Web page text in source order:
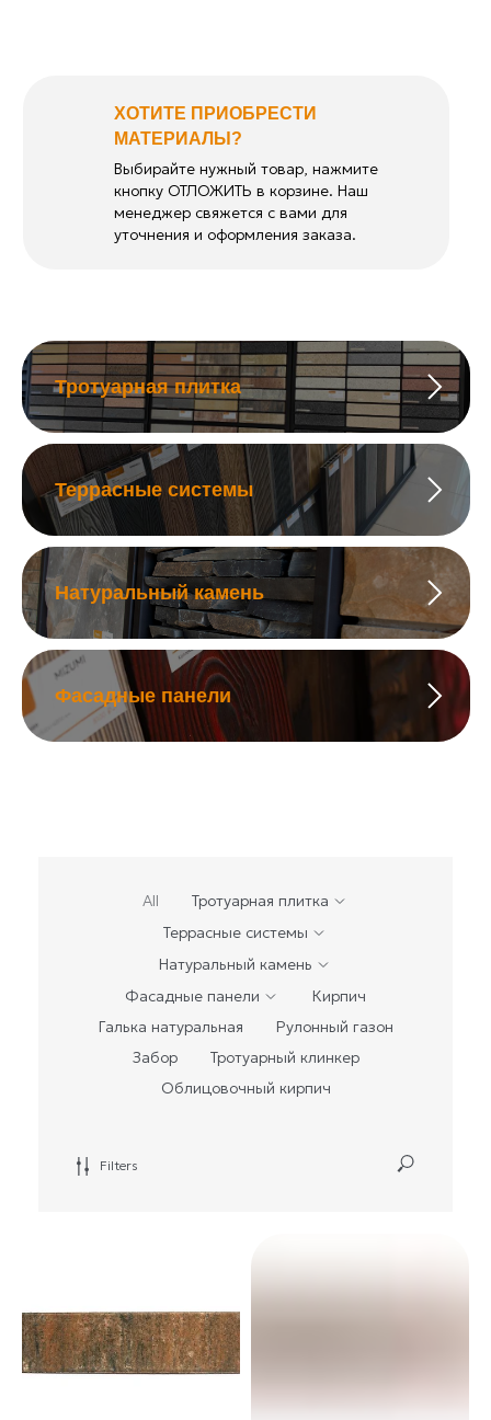
Выбирайте нужный товар, нажмите
кнопку ОТЛОЖИТЬ в корзине. Наш
менеджер свяжется с вами для
уточнения и оформления заказа.
ХОТИТЕ ПРИОБРЕСТИ
МАТЕРИАЛЫ?
Тротуарная плитка
Террасные системы
Натуральный камень
Фасадные панели
All
Тротуарная плитка
Террасные системы
Натуральный камень
Фасадные панели
Кирпич
Галька натуральная
Рулонный газон
Забор
Тротуарный клинкер
Облицовочный кирпич
Filters